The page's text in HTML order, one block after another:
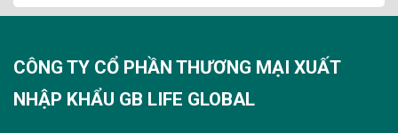
CÔNG TY CỔ PHẦN THƯƠNG MẠI XUẤT
NHẬP KHẨU GB LIFE GLOBAL